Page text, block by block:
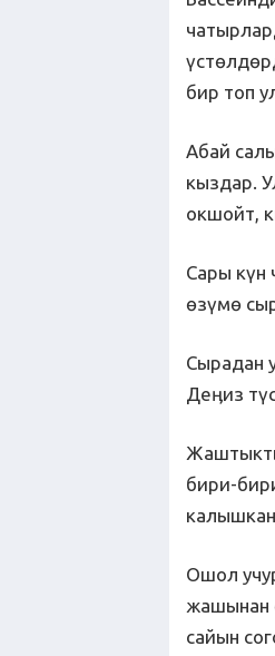
бир топ
Абай
кыздар.
окшойт,
Сары күн
өзүмө
Сырадан
Деӊиз
бири-
Ошол
жашынан
сайын